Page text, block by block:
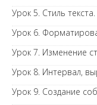
Урок 5. Стиль
Урок 6.
Урок 7. Изменение
Урок 8. Интервал,
Урок 9. Создание